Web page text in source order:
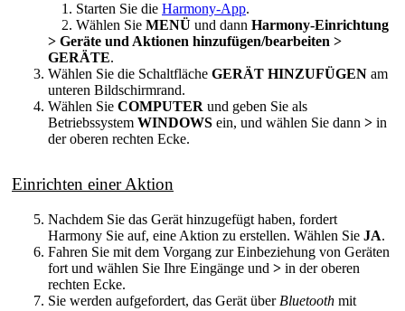
Computer
Starten Sie die Harmony-App.
Wählen Sie MENÜ und dann Harmony-Einrichtung
> Geräte und Aktionen hinzufügen/bearbeiten >
GERÄTE.
Wählen Sie die Schaltfläche GERÄT HINZUFÜGEN am
unteren Bildschirmrand.
Wählen Sie COMPUTER und geben Sie als
Betriebssystem WINDOWS ein, und wählen Sie dann > in
der oberen rechten Ecke.
Einrichten einer Aktion
Nachdem Sie das Gerät hinzugefügt haben, fordert
Harmony Sie auf, eine Aktion zu erstellen. Wählen Sie JA.
Fahren Sie mit dem Vorgang zur Einbeziehung von Geräten
fort und wählen Sie Ihre Eingänge und > in der oberen
rechten Ecke.
Sie werden aufgefordert, das Gerät über Bluetooth mit